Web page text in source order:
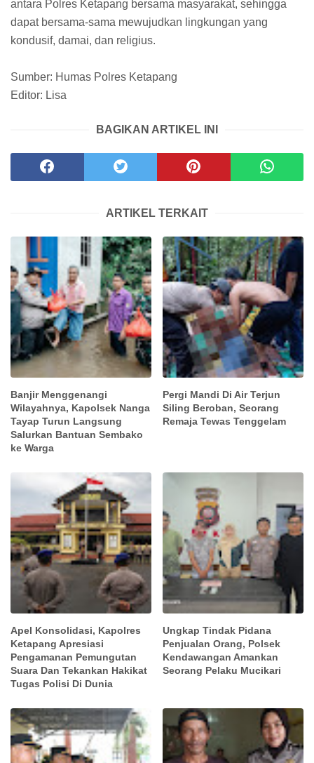
antara Polres Ketapang bersama masyarakat, sehingga
dapat bersama-sama mewujudkan lingkungan yang
kondusif, damai, dan religius.
Sumber: Humas Polres Ketapang
Editor: Lisa
BAGIKAN ARTIKEL INI
ARTIKEL TERKAIT
Banjir Menggenangi
Wilayahnya, Kapolsek Nanga
Tayap Turun Langsung
Salurkan Bantuan Sembako
ke Warga
Pergi Mandi Di Air Terjun
Siling Beroban, Seorang
Remaja Tewas Tenggelam
Apel Konsolidasi, Kapolres
Ketapang Apresiasi
Pengamanan Pemungutan
Suara Dan Tekankan Hakikat
Tugas Polisi Di Dunia
Ungkap Tindak Pidana
Penjualan Orang, Polsek
Kendawangan Amankan
Seorang Pelaku Mucikari